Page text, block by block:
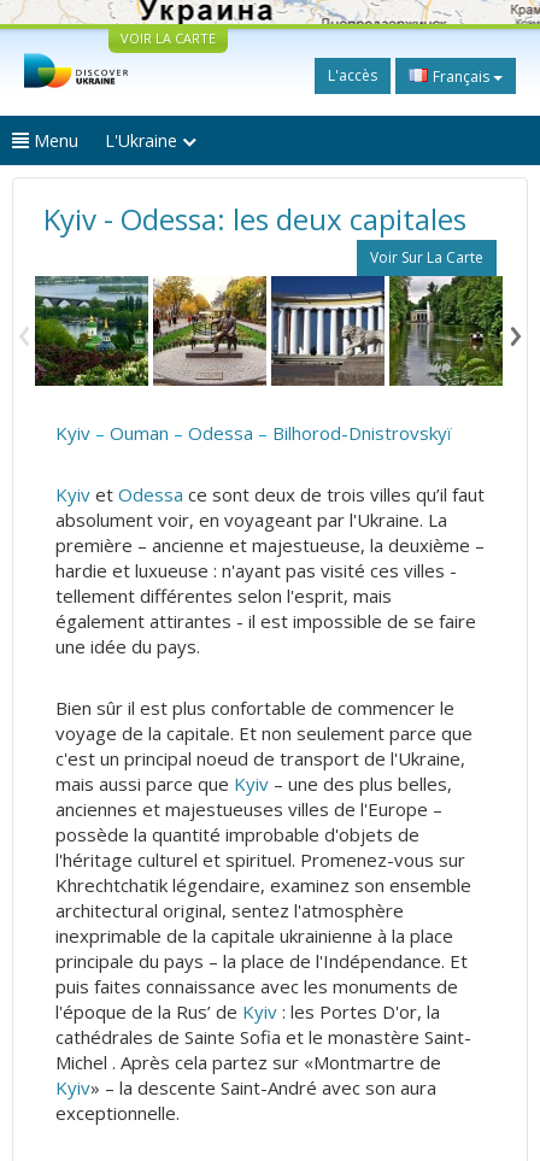
VOIR LA CARTE
L'accès Français
Menu L'Ukraine
Kyiv - Odessa: les deux capitales
Voir Sur La Carte
Kyiv – Ouman – Odessa – Bilhorod-Dnistrovskyï
Kyiv et Odessa ce sont deux de trois villes qu’il faut
absolument voir, en voyageant par l'Ukraine. La
première – ancienne et majestueuse, la deuxième –
hardie et luxueuse : n'ayant pas visité ces villes -
tellement différentes selon l'esprit, mais
également attirantes - il est impossible de se faire
une idée du pays.
Bien sûr il est plus confortable de commencer le
voyage de la capitale. Et non seulement parce que
c'est un principal noeud de transport de l'Ukraine,
mais aussi parce que Kyiv – une des plus belles,
anciennes et majestueuses villes de l'Europe –
possède la quantité improbable d'objets de
l'héritage culturel et spirituel. Promenez-vous sur
Khrechtchatik légendaire, examinez son ensemble
architectural original, sentez l'atmosphère
inexprimable de la capitale ukrainienne à la place
principale du pays – la place de l'Indépendance. Et
puis faites connaissance avec les monuments de
l'époque de la Rus’ de Kyiv : les Portes D'or, la
cathédrales de Sainte Sofia et le monastère Saint-
Michel . Après cela partez sur «Montmartre de
Kyiv» – la descente Saint-André avec son aura
exceptionnelle.